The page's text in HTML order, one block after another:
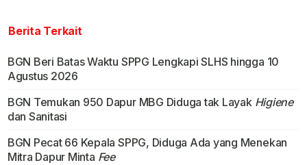
Berita Terkait
BGN Beri Batas Waktu SPPG Lengkapi SLHS hingga 10
Agustus 2026
BGN Temukan 950 Dapur MBG Diduga tak Layak Higiene
dan Sanitasi
BGN Pecat 66 Kepala SPPG, Diduga Ada yang Menekan
Mitra Dapur Minta Fee